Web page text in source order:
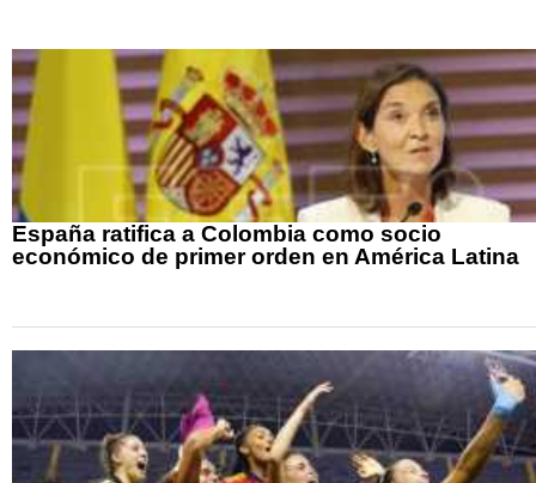
España ratifica a Colombia como socio
económico de primer orden en América Latina